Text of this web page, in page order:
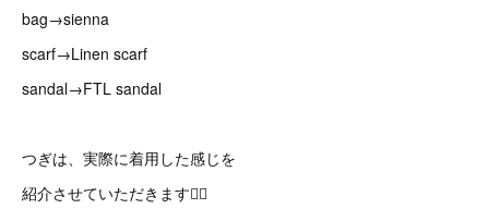
bag→sienna
scarf→Linen scarf
sandal→FTL sandal
つぎは、実際に着用した感じを
紹介させていただきます🙇‍♀️